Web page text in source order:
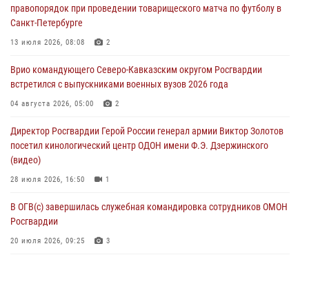
07 августа 2026, 05:00
Сотрудники Росгвардии в Забайкалье потушили загоревшийся дом
07 августа 2026, 04:10 1
Оказавшего сопротивление злоумышленника задержали при
07 августа 2026, 04:00 1
правопорядок при проведении товарищеского матча по футболу в
Санкт-Петербурге
13 июля 2026, 08:08 2
Врио командующего Северо-Кавказским округом Росгвардии
встретился с выпускниками военных вузов 2026 года
04 августа 2026, 05:00 2
Директор Росгвардии Герой России генерал армии Виктор Золотов
посетил кинологический центр ОДОН имени Ф.Э. Дзержинского
(видео)
28 июля 2026, 16:50 1
В ОГВ(с) завершилась служебная командировка сотрудников ОМОН
Росгвардии
20 июля 2026, 09:25 3